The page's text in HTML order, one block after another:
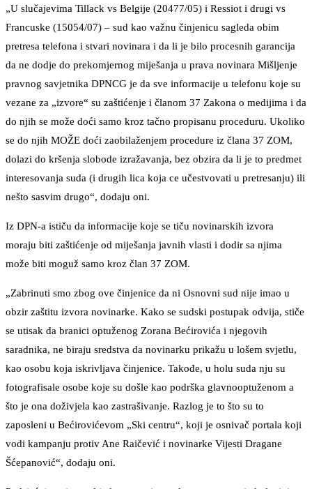
„U slučajevima Tillack vs Belgije (20477/05) i Ressiot i drugi vs
Francuske (15054/07) – sud kao važnu činjenicu sagleda obim
pretresa telefona i stvari novinara i da li je bilo procesnih garancija
da ne dodje do prekomjernog miješanja u prava novinara Mišljenje
pravnog savjetnika DPNCG je da sve informacije u telefonu koje su
vezane za „izvore“ su zaštićenje i članom 37 Zakona o medijima i da
do njih se može doći samo kroz tačno propisanu proceduru. Ukoliko
se do njih MOŽE doći zaobilaženjem procedure iz člana 37 ZOM,
dolazi do kršenja slobode izražavanja, bez obzira da li je to predmet
interesovanja suda (i drugih lica koja ce učestvovati u pretresanju) ili
nešto sasvim drugo“, dodaju oni.
Iz DPN-a ističu da informacije koje se tiču novinarskih izvora
moraju biti zaštićenje od miješanja javnih vlasti i dodir sa njima
može biti moguž samo kroz član 37 ZOM.
„Zabrinuti smo zbog ove činjenice da ni Osnovni sud nije imao u
obzir zaštitu izvora novinarke. Kako se sudski postupak odvija, stiče
se utisak da branici optuženog Zorana Bećirovića i njegovih
saradnika, ne biraju sredstva da novinarku prikažu u lošem svjetlu,
kao osobu koja iskrivljava činjenice. Takođe, u holu suda nju su
fotografisale osobe koje su došle kao podrška glavnooptuženom a
što je ona doživjela kao zastrašivanje. Razlog je to što su to
zaposleni u Bećirovićevom „Ski centru“, koji je osnivač portala koji
vodi kampanju protiv Ane Raičević i novinarke Vijesti Dragane
Šćepanović“, dodaju oni.